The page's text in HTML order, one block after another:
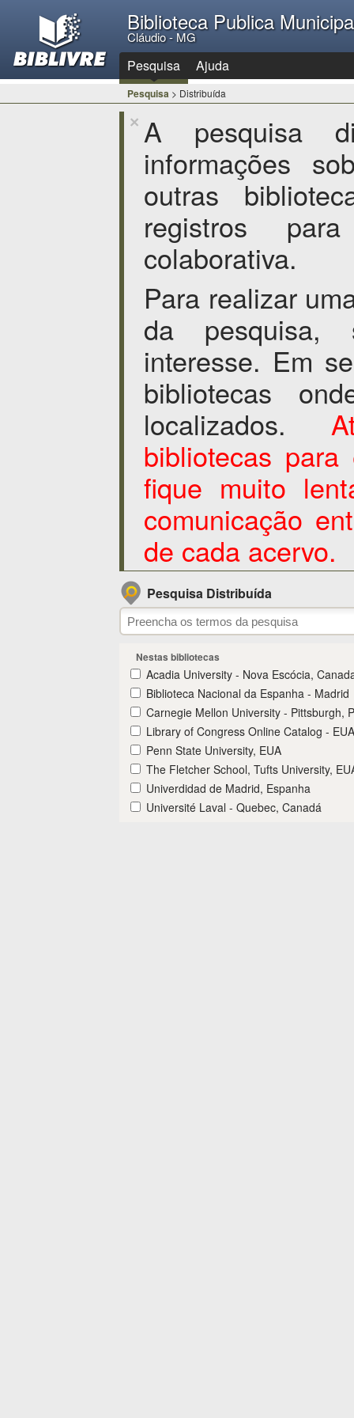
Biblioteca Publica
Cláudio - MG
Pesquisa Ajuda
Pesquisa > Distribuída
× A pesquisa
informações
outras
registros
colaborativa.
Para realizar
da pesquisa,
interesse. Em
bibliotecas
localizados.
bibliotecas
fique muito
comunicação
de cada acervo.
Pesquisa Distribuída
Nestas bibliotecas
Acadia University - Nova Escócia,
Biblioteca Nacional da Espanha - Madrid
Carnegie Mellon University - Pittsburgh,
Library of Congress Online Catalog - EUA
Penn State University, EUA
The Fletcher School, Tufts University,
Univerdidad de Madrid, Espanha
Université Laval - Quebec, Canadá